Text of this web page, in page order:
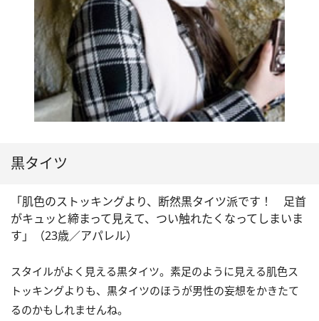
黒タイツ
「肌色のストッキングより、断然黒タイツ派です！ 足首
がキュッと締まって見えて、つい触れたくなってしまいま
す」（23歳／アパレル）
スタイルがよく見える黒タイツ。素足のように見える肌色ス
トッキングよりも、黒タイツのほうが男性の妄想をかきたて
るのかもしれませんね。